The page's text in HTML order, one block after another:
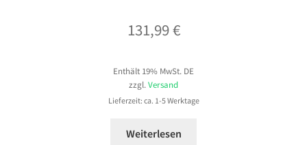
131,99€
Enthält 19% MwSt. DE
zzgl.Versand
Lieferzeit: ca. 1-5 Werktage
Weiterlesen